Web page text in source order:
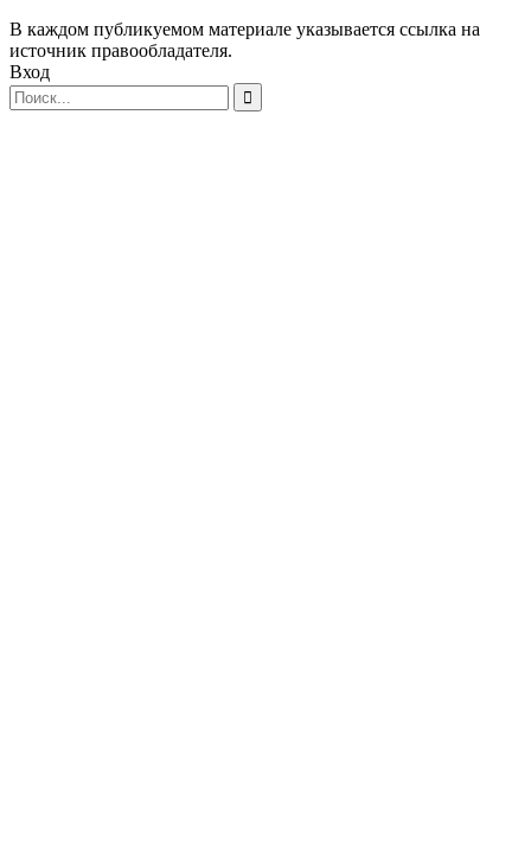
В каждом публикуемом материале указывается ссылка на
источник правообладателя.
Вход